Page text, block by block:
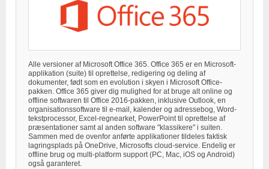
Alle versioner af Microsoft Office 365. Office 365 er en Microsoft-
applikation (suite) til oprettelse, redigering og deling af
dokumenter, født som en evolution i skyen i Microsoft Office-
pakken. Office 365 giver dig mulighed for at bruge alt online og
offline softwaren til Office 2016-pakken, inklusive Outlook, en
organisationssoftware til e-mail, kalender og adressebog, Word-
tekstprocessor, Excel-regnearket, PowerPoint til oprettelse af
præsentationer samt al anden software "klassikere" i suiten.
Sammen med de ovenfor anførte applikationer tildeles faktisk
lagringsplads på OneDrive, Microsofts cloud-service. Endelig er
offline brug og multi-platform support (PC, Mac, iOS og Android)
også garanteret.